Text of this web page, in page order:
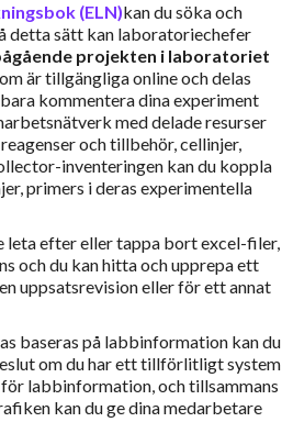
(ELN)kan du söka och
detta sätt kan laboratoriechefer
projekten i laboratoriet
är tillgängliga online och delas
kommentera dina experiment
med delade resurser
och tillbehör, cellinjer,
inventeringen kan du koppla
primers i deras experimentella
leta efter eller tappa bort excel-filer,
och du kan hitta och upprepa ett
uppsatsrevision eller för ett annat
baseras på labbinformation kan du
om du har ett tillförlitligt system
labbinformation, och tillsammans
kan du ge dina medarbetare